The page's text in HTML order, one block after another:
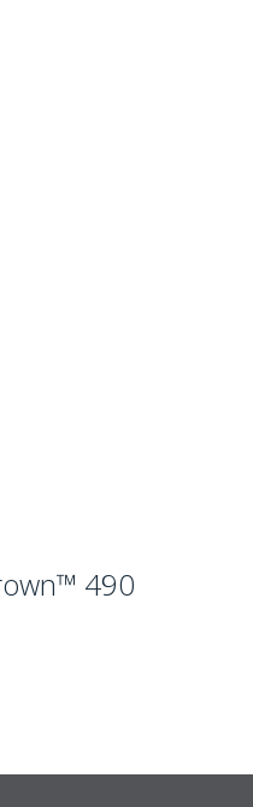
490